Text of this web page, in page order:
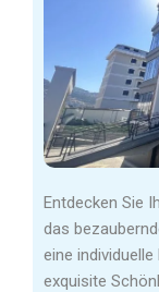
Entdecken Sie
das
eine
exquisite